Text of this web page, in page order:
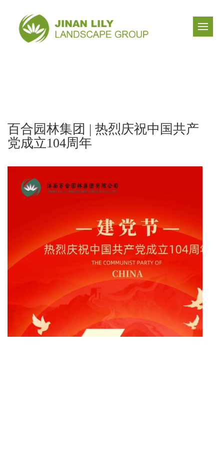
百合园林集团 | 热烈庆祝中国共产
党成立104周年